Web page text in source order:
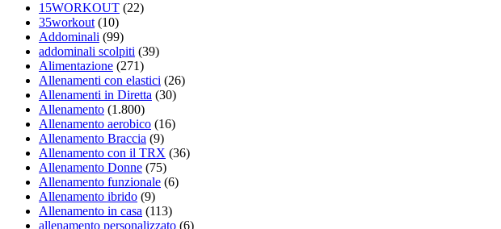
15WORKOUT (22)
35workout(10)
Addominali (99)
addominali scolpiti (39)
Alimentazione (271)
Allenamenti con elastici (26)
Allenamenti in Diretta (30)
Allenamento (1.800)
Allenamento aerobico (16)
Allenamento Braccia (9)
Allenamento con il TRX (36)
Allenamento Donne (75)
Allenamento funzionale (6)
Allenamento ibrido (9)
Allenamento in casa (113)
allenamento personalizzato (6)